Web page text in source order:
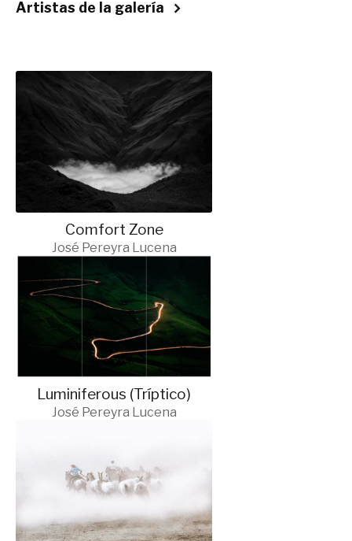
Artistas de la galería
Comfort Zone
José Pereyra Lucena
Luminiferous (Tríptico)
José Pereyra Lucena